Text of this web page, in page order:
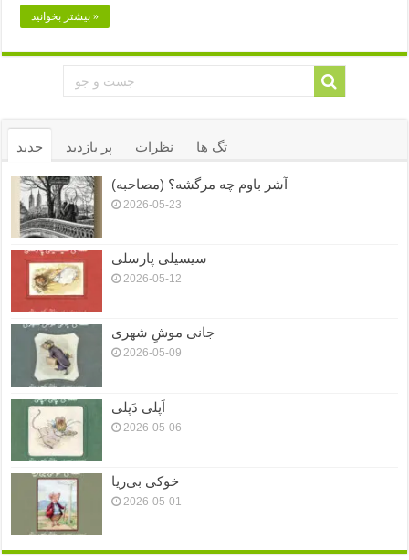
بیشتر بخوانید »
جدید پر بازدید نظرات تگ ها
آشر باوم چه مرگشه؟ (مصاحبه)
2026-05-23
سیسیلی پارسلی
2026-05-12
جانی موشِ شهری
2026-05-09
اَپلی دَپلی
2026-05-06
خوکی بی‌ریا
2026-05-01